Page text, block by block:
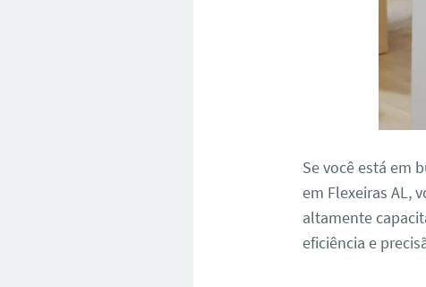
Se você está em
em Flexeiras AL,
altamente
eficiência e